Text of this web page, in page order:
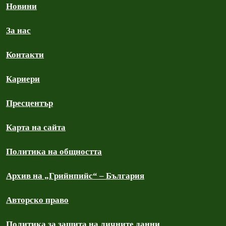
Новини
За нас
Контакти
Кариери
Пресцентър
Карта на сайта
Политика на общността
Архив на „Грийнпийс“ – България
Авторско право